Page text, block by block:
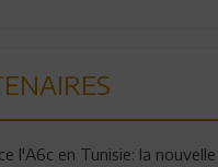
l'A6c en Tunisie: la nouvelle